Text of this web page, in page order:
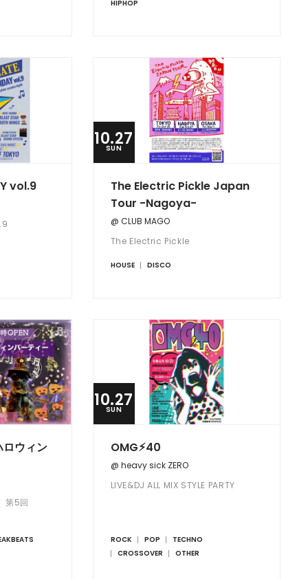
HIPHOP
vol.9
10.27
SUN
The Electric Pickle Japan
Tour -Nagoya-
@ CLUB MAGO
The Electric Pickle
HOUSE DISCO
ウィン
5回
10.27
SUN
OMG⚡︎40
@ heavy sick ZERO
LIVE&DJ ALL MIX STYLE PARTY
ROCK POP
TECHNO
CROSSOVER
OTHER